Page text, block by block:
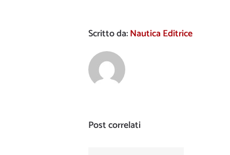
Scritto da:Nautica Editrice
Post correlati